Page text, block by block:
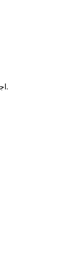
اجعل الاستكشاف أسهل، واجعل الحياة أكثر ثراءً.